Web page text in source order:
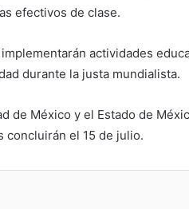
efectivos de clase.
actividades
durante la justa mundialista.
de México y el Estado de
concluirán el 15 de julio.